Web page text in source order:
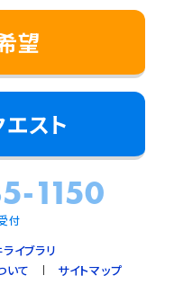
望
スト
1150
付
イブラリ
いて サイトマップ